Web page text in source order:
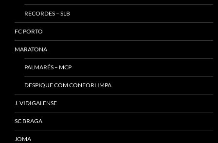
RECORDES – SLB
FC PORTO
MARATONA
PALMARÉS – MCP
DESPIQUE COM CONFORLIMPA
J. VIDIGALENSE
SC BRAGA
JOMA